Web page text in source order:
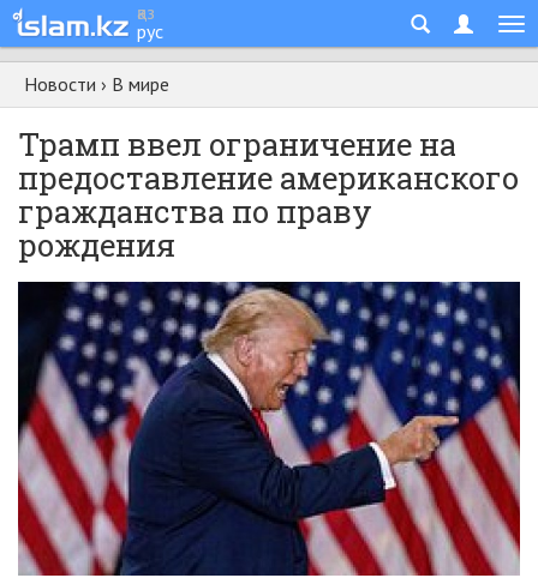
қаз
рус
Новости › В мире
Трамп ввел ограничение на
предоставление американского
гражданства по праву
рождения